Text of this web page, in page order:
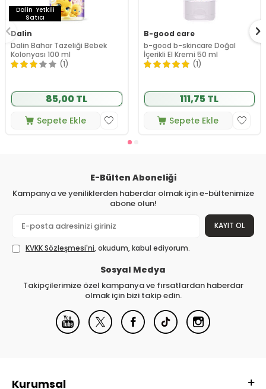
Dalin Yetkili
Satıcı
Dalin
Dalin Bahar Tazeliği Bebek
Kolonyası 100 ml
(1)
85,00 TL
Sepete Ekle
B-good care
b-good b-skincare Doğal
İçerikli El Kremi 50 ml
(1)
111,75 TL
Sepete Ekle
E-Bülten Aboneliği
Kampanya ve yeniliklerden haberdar olmak için e-bültenimize
abone olun!
KAYIT OL
KVKK Sözleşmesi'ni, okudum, kabul ediyorum.
Sosyal Medya
Takipçilerimize özel kampanya ve fırsatlardan haberdar
olmak için bizi takip edin.
Kurumsal